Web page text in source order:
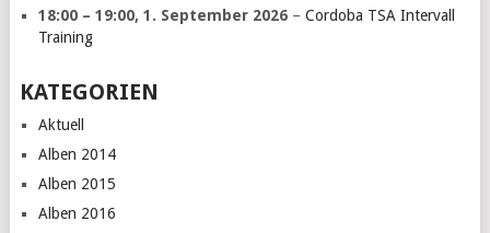
18:00 – 19:00, 1. September 2026– Cordoba TSA Intervall
Training
KATEGORIEN
Aktuell
Alben 2014
Alben 2015
Alben 2016